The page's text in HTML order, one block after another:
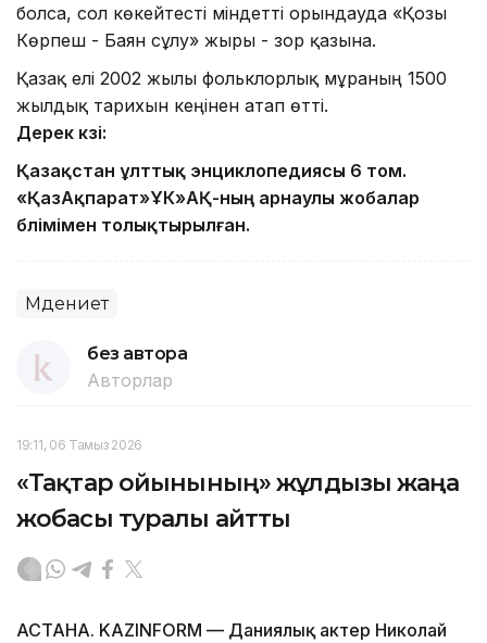
болса, сол көкейтесті міндетті орындауда «Қозы
Көрпеш - Баян сұлу» жыры - зор қазына.
Қазақ елі 2002 жылы фольклорлық мұраның 1500
жылдық тарихын кеңінен атап өтті.
Дерек көзі:
Қазақстан ұлттық энциклопедиясы 6 том.
«ҚазАқпарат»ҰК»АҚ-ның арнаулы жобалар
бөлімімен толықтырылған.
Мәдениет
без автора
Авторлар
19:11, 06 Тамыз 2026
«Тақтар ойынының» жұлдызы жаңа
жобасы туралы айтты
АСТАНА. KAZINFORM — Даниялық актер Николай